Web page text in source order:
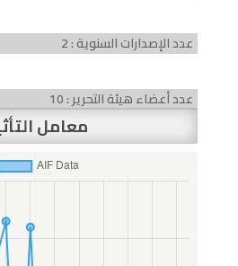
عدد الإصدارات السنوية : 2
عدد أعضاء هيئة التحرير : 10
معامل